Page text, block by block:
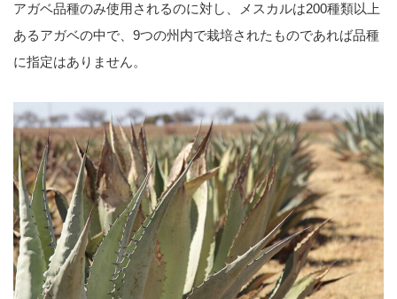
アガベ品種のみ使用されるのに対し、メスカルは200種類以上
あるアガベの中で、9つの州内で栽培されたものであれば品種
に指定はありません。